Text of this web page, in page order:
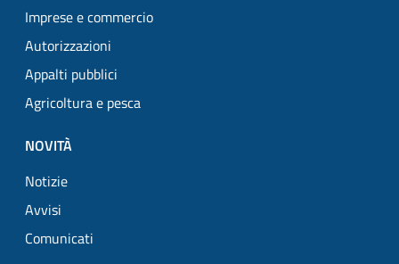
Imprese e commercio
Autorizzazioni
Appalti pubblici
Agricoltura e pesca
NOVITÀ
Notizie
Avvisi
Comunicati